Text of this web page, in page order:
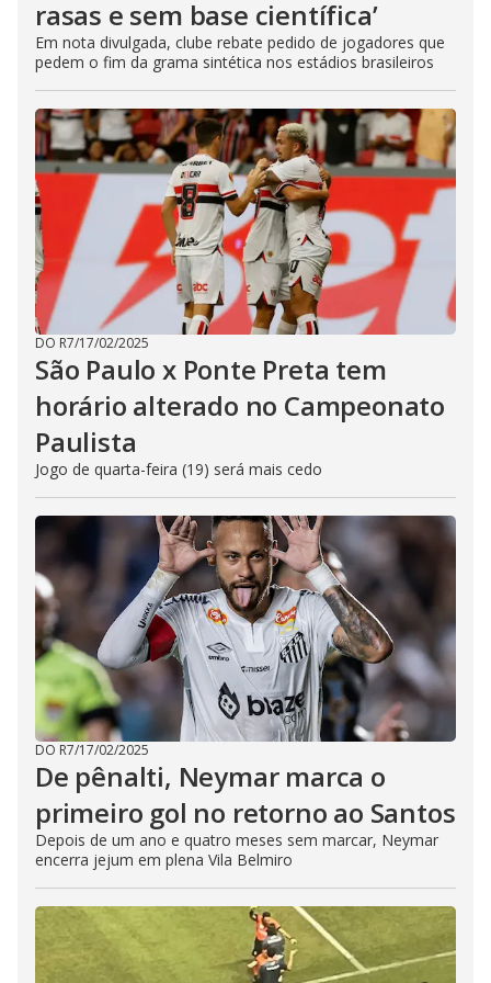
rasas e sem base científica’
Em nota divulgada, clube rebate pedido de jogadores que
pedem o fim da grama sintética nos estádios brasileiros
DO R7/17/02/2025
São Paulo x Ponte Preta tem
horário alterado no Campeonato
Paulista
Jogo de quarta-feira (19) será mais cedo
DO R7/17/02/2025
De pênalti, Neymar marca o
primeiro gol no retorno ao Santos
Depois de um ano e quatro meses sem marcar, Neymar
encerra jejum em plena Vila Belmiro